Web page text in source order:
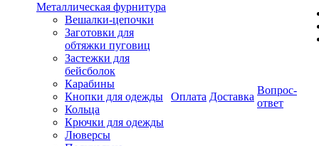
Металлическая фурнитура
Вешалки-цепочки
Заготовки для
обтяжки пуговиц
Застежки для
бейсболок
Карабины
Кнопки для одежды
Кольца
Крючки для одежды
Люверсы
Оплата Доставка
Вопрос-
ответ